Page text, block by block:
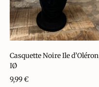
Casquette Noire Ile d’Oléron
IØ
9,99€